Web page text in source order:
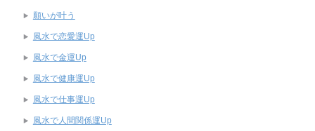
願いが叶う
風水で恋愛運Up
風水で金運Up
風水で健康運Up
風水で仕事運Up
風水で人間関係運Up